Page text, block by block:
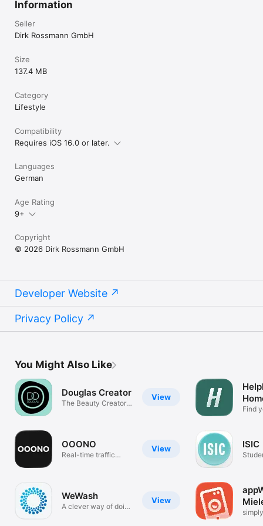
Information
Seller
Dirk Rossmann GmbH
Size
137.4 MB
Category
Lifestyle
Compatibility
Requires iOS 16.0 or later.
Languages
German
Age Rating
9+
Copyright
© 2026 Dirk Rossmann GmbH
Developer Website
Privacy Policy
You Might Also Like
View
Douglas Creator
The Beauty Creator
View
OOONO
Real-time traffic
View
WeWash
A clever way of doing
Find
ISIC